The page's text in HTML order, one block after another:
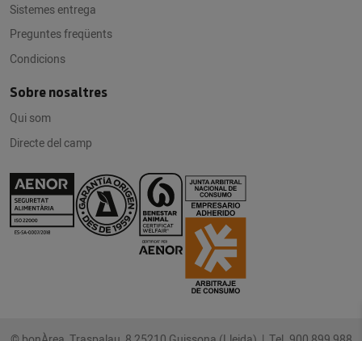
Sistemes entrega
Preguntes freqüents
Condicions
Sobre nosaltres
Qui som
Directe del camp